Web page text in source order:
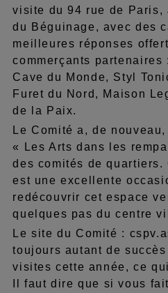
visite du 94 rue de Paris,
du Béguinage, avec des
meilleures réponses
commerçants partenaires
Cave du Monde, Styl
Furet du Nord, Maison
de la Paix.
Le Comité a, de
« Les Arts dans les
des comités de quartiers.
est une excellente
redécouvrir cet espace
quelques pas du centre
Le site du Comité :
toujours autant de
visites cette année, ce
Il faut dire que si vous